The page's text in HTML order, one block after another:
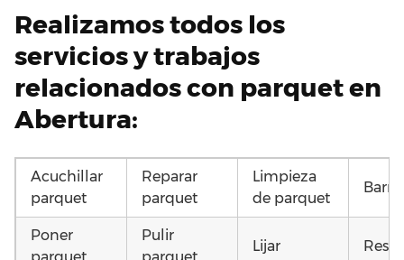
Realizamos todos los
servicios y trabajos
relacionados con parquet en
Abertura:
Acuchillar
parquet
Reparar
parquet
Limpieza
de parquet
Poner
Pulir
Lijar